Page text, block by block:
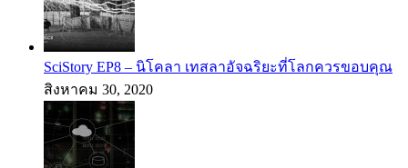
SciStory EP8 – นิโคลา เทสลาอัจฉริยะที่โลกควรขอบคุณ
สิงหาคม 30, 2020